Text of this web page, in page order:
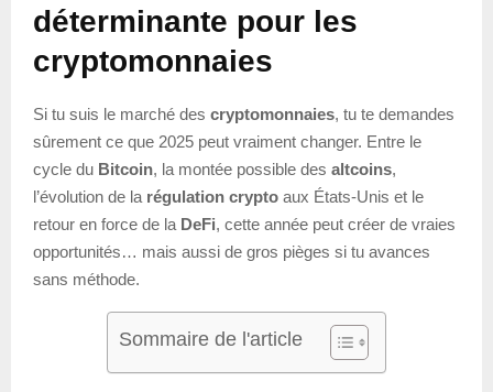
déterminante pour les
cryptomonnaies
Si tu suis le marché des cryptomonnaies, tu te demandes
sûrement ce que 2025 peut vraiment changer. Entre le
cycle du Bitcoin, la montée possible des altcoins,
l’évolution de la régulation crypto aux États-Unis et le
retour en force de la DeFi, cette année peut créer de vraies
opportunités… mais aussi de gros pièges si tu avances
sans méthode.
Sommaire de l'article